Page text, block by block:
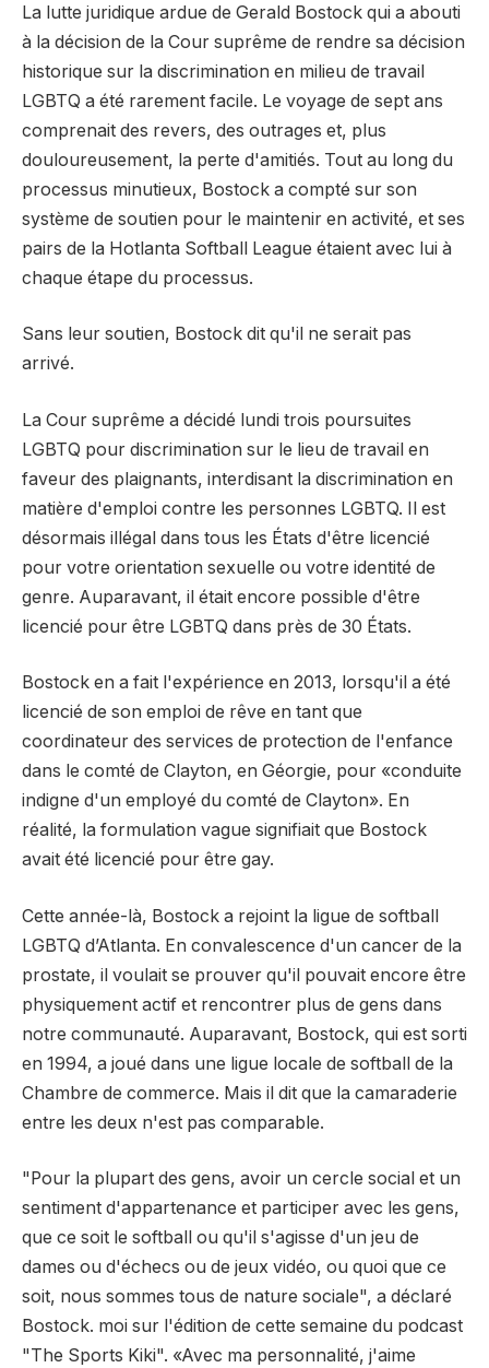
La lutte juridique ardue de Gerald Bostock qui a abouti
à la décision de la Cour suprême de rendre sa décision
historique sur la discrimination en milieu de travail
LGBTQ a été rarement facile. Le voyage de sept ans
comprenait des revers, des outrages et, plus
douloureusement, la perte d'amitiés. Tout au long du
processus minutieux, Bostock a compté sur son
système de soutien pour le maintenir en activité, et ses
pairs de la Hotlanta Softball League étaient avec lui à
chaque étape du processus.
Sans leur soutien, Bostock dit qu'il ne serait pas
arrivé.
La Cour suprême a décidé lundi trois poursuites
LGBTQ pour discrimination sur le lieu de travail en
faveur des plaignants, interdisant la discrimination en
matière d'emploi contre les personnes LGBTQ. Il est
désormais illégal dans tous les États d'être licencié
pour votre orientation sexuelle ou votre identité de
genre. Auparavant, il était encore possible d'être
licencié pour être LGBTQ dans près de 30 États.
Bostock en a fait l'expérience en 2013, lorsqu'il a été
licencié de son emploi de rêve en tant que
coordinateur des services de protection de l'enfance
dans le comté de Clayton, en Géorgie, pour «conduite
indigne d'un employé du comté de Clayton». En
réalité, la formulation vague signifiait que Bostock
avait été licencié pour être gay.
Cette année-là, Bostock a rejoint la ligue de softball
LGBTQ d’Atlanta. En convalescence d'un cancer de la
prostate, il voulait se prouver qu'il pouvait encore être
physiquement actif et rencontrer plus de gens dans
notre communauté. Auparavant, Bostock, qui est sorti
en 1994, a joué dans une ligue locale de softball de la
Chambre de commerce. Mais il dit que la camaraderie
entre les deux n'est pas comparable.
"Pour la plupart des gens, avoir un cercle social et un
sentiment d'appartenance et participer avec les gens,
que ce soit le softball ou qu'il s'agisse d'un jeu de
dames ou d'échecs ou de jeux vidéo, ou quoi que ce
soit, nous sommes tous de nature sociale", a déclaré
Bostock. moi sur l'édition de cette semaine du podcast
"The Sports Kiki". «Avec ma personnalité, j'aime